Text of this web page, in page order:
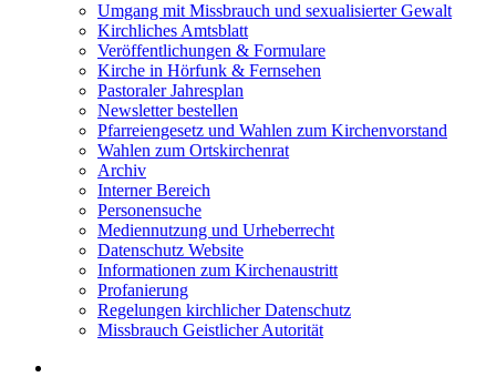
Umgang mit Missbrauch und sexualisierter Gewalt
Kirchliches Amtsblatt
Veröffentlichungen & Formulare
Kirche in Hörfunk & Fernsehen
Pastoraler Jahresplan
Newsletter bestellen
Pfarreiengesetz und Wahlen zum Kirchenvorstand
Wahlen zum Ortskirchenrat
Archiv
Interner Bereich
Personensuche
Mediennutzung und Urheberrecht
Datenschutz Website
Informationen zum Kirchenaustritt
Profanierung
Regelungen kirchlicher Datenschutz
Missbrauch Geistlicher Autorität